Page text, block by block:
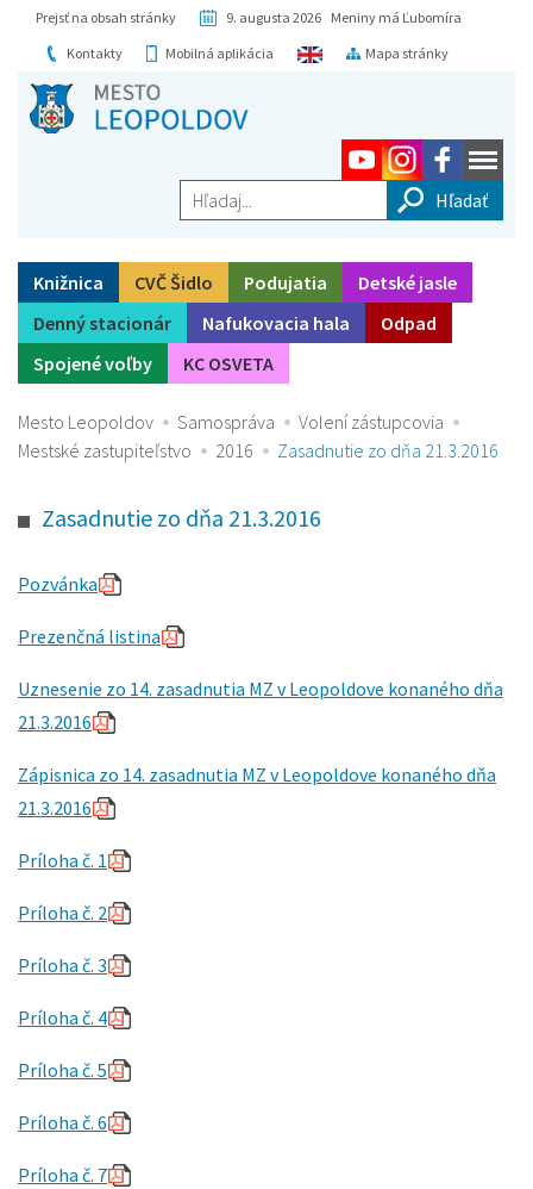
Prejsť na obsah stránky
9. augusta 2026 Meniny má Ľubomíra
Kontakty
Mobilná aplikácia Mapa stránky
Hľadaj...
Knižnica CVČ Šidlo Podujatia
Detské jasle
Denný stacionár
Nafukovacia hala
Odpad
Spojené voľby
KC OSVETA
Mesto Leopoldov Samospráva
Volení zástupcovia
Mestské zastupiteľstvo
2016 Zasadnutie zo dňa 21.3.2016
Zasadnutie zo dňa 21.3.2016
Pozvánka
Prezenčná listina
Uznesenie zo 14. zasadnutia MZ v Leopoldove konaného dňa
21.3.2016
Zápisnica zo 14. zasadnutia MZ v Leopoldove konaného dňa
21.3.2016
Príloha č. 1
Príloha č. 2
Príloha č. 3
Príloha č. 4
Príloha č. 5
Príloha č. 6
Príloha č. 7